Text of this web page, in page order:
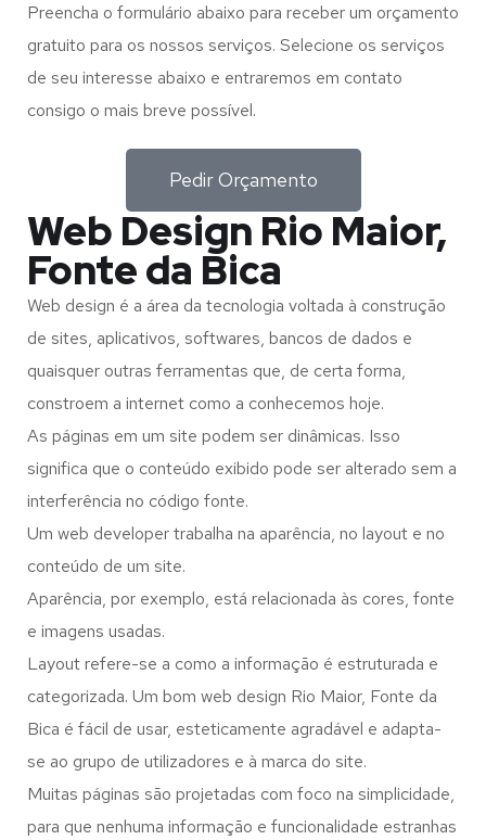
Preencha o formulário abaixo para receber um orçamento
gratuito para os nossos serviços. Selecione os serviços
de seu interesse abaixo e entraremos em contato
consigo o mais breve possível.
Pedir Orçamento
Web Design Rio Maior,
Fonte da Bica
Web design é a área da tecnologia voltada à construção
de sites, aplicativos, softwares, bancos de dados e
quaisquer outras ferramentas que, de certa forma,
constroem a internet como a conhecemos hoje.
As páginas em um site podem ser dinâmicas. Isso
significa que o conteúdo exibido pode ser alterado sem a
interferência no código fonte.
Um web developer trabalha na aparência, no layout e no
conteúdo de um site.
Aparência, por exemplo, está relacionada às cores, fonte
e imagens usadas.
Layout refere-se a como a informação é estruturada e
categorizada. Um bom web design Rio Maior, Fonte da
Bica é fácil de usar, esteticamente agradável e adapta-
se ao grupo de utilizadores e à marca do site.
Muitas páginas são projetadas com foco na simplicidade,
para que nenhuma informação e funcionalidade estranhas